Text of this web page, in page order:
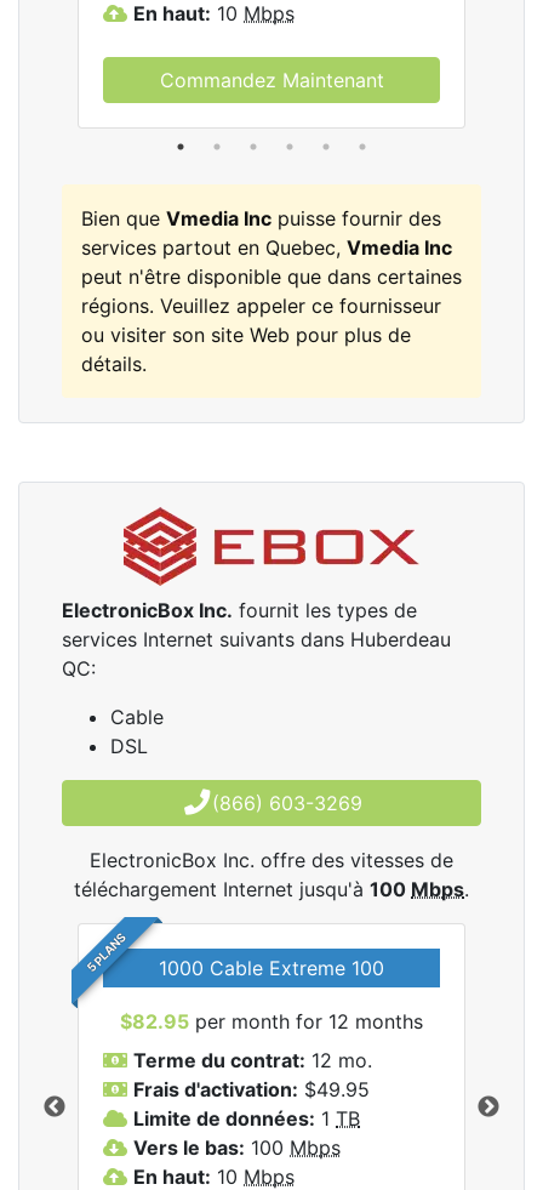
En haut: 10 Mbps
Commandez Maintenant
Bien que Vmedia Inc puisse fournir des
services partout en Quebec, Vmedia Inc
peut n'être disponible que dans certaines
régions. Veuillez appeler ce fournisseur
ou visiter son site Web pour plus de
détails.
ElectronicBox Inc. fournit les types de
services Internet suivants dans Huberdeau
QC:
Cable
DSL
(866) 603-3269
ElectronicBox Inc. offre des vitesses de
téléchargement Internet jusqu'à 100 Mbps.
5 PLANS 1000 Cable Extreme 100
$82.95 per month for 12 months
Terme du contrat: 12 mo.
Frais d'activation: $49.95
Limite de données: 1 TB
Vers le bas: 100 Mbps
En haut: 10 Mbps